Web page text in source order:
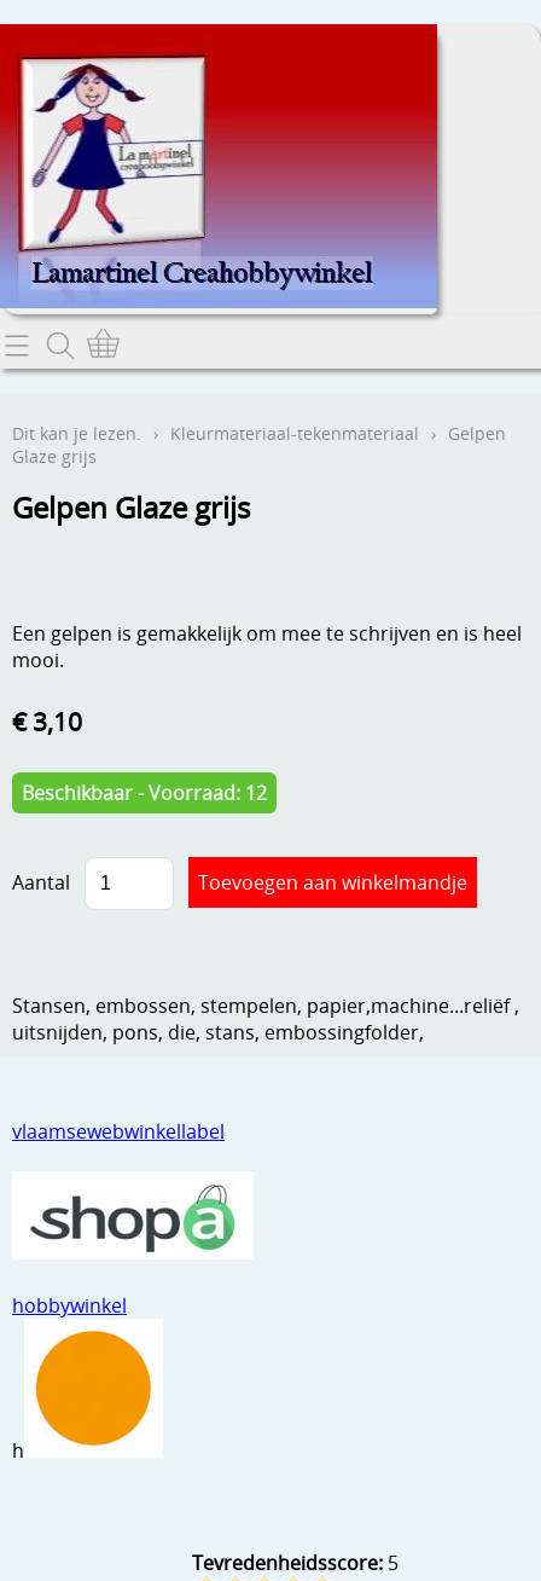
Home
Contact
Webwinkel
Aanbiedingen
Boeken en magazines
Dies om te stansen
DVD-CD
Embossen
Hout , MDF, kartonmateriaal, steen
Leuke versieringen
Netjes opbergen
Papier en karton
Ponsen
Ribbelaar
Verzend - en verpakkingsk
Mijn account
Info
Gastenboek
vlaamsewebwinkellabel
hobbywinkel
h
Tevredenheidsscore: 5
Dit kan je lezen. › Kleurmateriaal-tekenmateriaal › Gelpen
Glaze grijs
Gelpen Glaze grijs
Een gelpen is gemakkelijk om mee te schrijven en is heel
mooi.
€ 3,10
Beschikbaar - Voorraad: 12
Aantal
Stansen, embossen, stempelen, papier,machine...reliëf ,
uitsnijden, pons, die, stans, embossingfolder,